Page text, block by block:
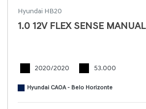
Hyundai HB20
1.0 12V FLEX SENSE MANUAL
2020/2020 53.000
Hyundai CAOA - Belo Horizonte